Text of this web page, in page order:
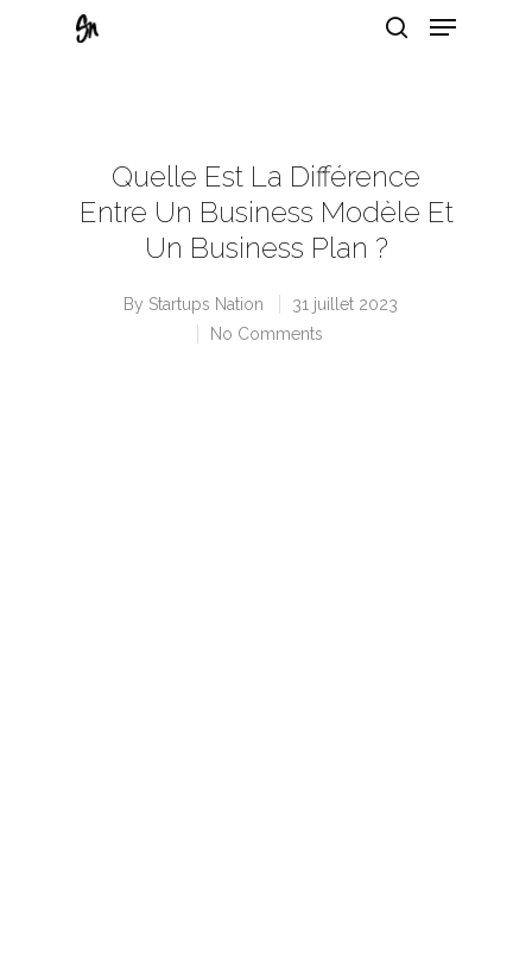
Quelle Est La Différence
Entre Un Business Modèle Et
Un Business Plan ?
By Startups Nation
31 juillet 2023
No Comments